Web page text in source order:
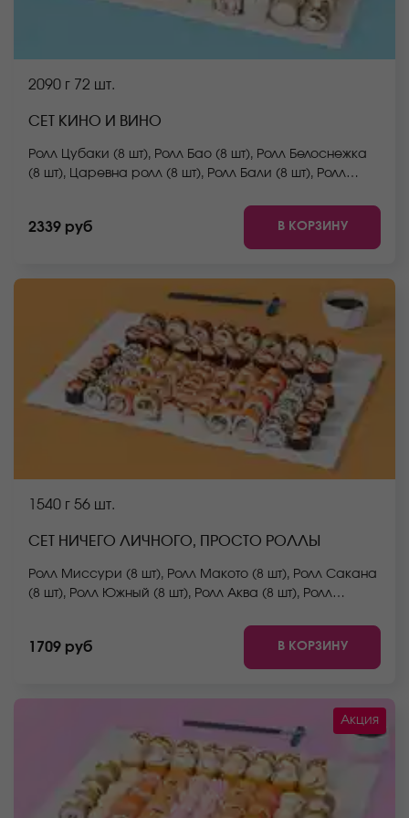
2090 г 72 шт.
СЕТ КИНО И ВИНО
Ролл Цубаки (8 шт), Ролл Бао (8 шт), Ролл Белоснежка
(8 шт), Царевна ролл (8 шт), Ролл Бали (8 шт), Ролл
курицей (8 шт), Ролл Сакамото (8 шт). *Не забудьте
заказать имбирь, васаби и соевый соус. Они не
входят в стоимость заказа. *Внешний вид блюда
2339 руб В КОРЗИНУ
1540 г 56 шт.
СЕТ НИЧЕГО ЛИЧНОГО, ПРОСТО РОЛЛЫ
Ролл Миссури (8 шт), Ролл Макото (8 шт), Ролл Сакана
(8 шт), Ролл Южный (8 шт), Ролл Аква (8 шт), Ролл
забудьте заказать имбирь, васаби и соевый соус.
Они не входят в стоимость заказа. *Внешний вид
блюда может отличаться от фото на сайте.
1709 руб В КОРЗИНУ
Акция